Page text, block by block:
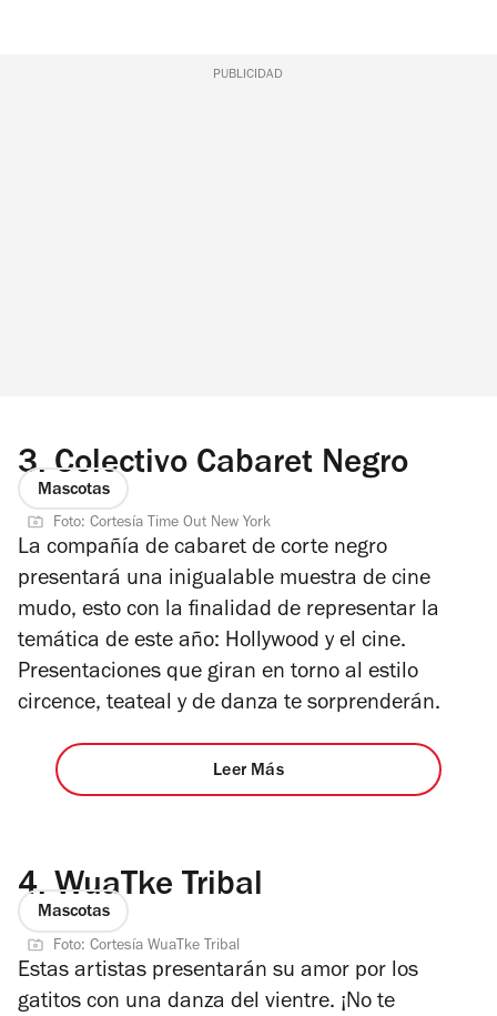
PUBLICIDAD
3. Colectivo Cabaret Negro
Mascotas
Foto: Cortesía Time Out New York
La compañía de cabaret de corte negro
presentará una inigualable muestra de cine
mudo, esto con la finalidad de representar la
temática de este año: Hollywood y el cine.
Presentaciones que giran en torno al estilo
circence, teateal y de danza te sorprenderán.
Leer Más
4. WuaTke Tribal
Mascotas
Foto: Cortesía WuaTke Tribal
Estas artistas presentarán su amor por los
gatitos con una danza del vientre. ¡No te